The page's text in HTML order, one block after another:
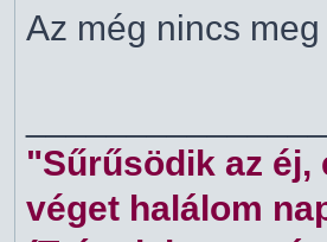
Az még nincs
"Sűrűsödik az éj,
véget halálom